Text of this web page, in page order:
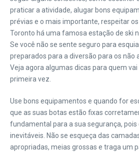
praticar a atividade, alugar bons
prévias e o mais importante, respeitar
Toronto há uma famosa estação de ski
Se você não se sente seguro para
preparados para a diversão para os não
Veja agora algumas dicas para quem
primeira vez.
Use bons equipamentos e quando for
que as suas botas estão fixas
fundamental para a sua segurança, pois
inevitáveis. Não se esqueça das
apropriadas, meias grossas e traga um